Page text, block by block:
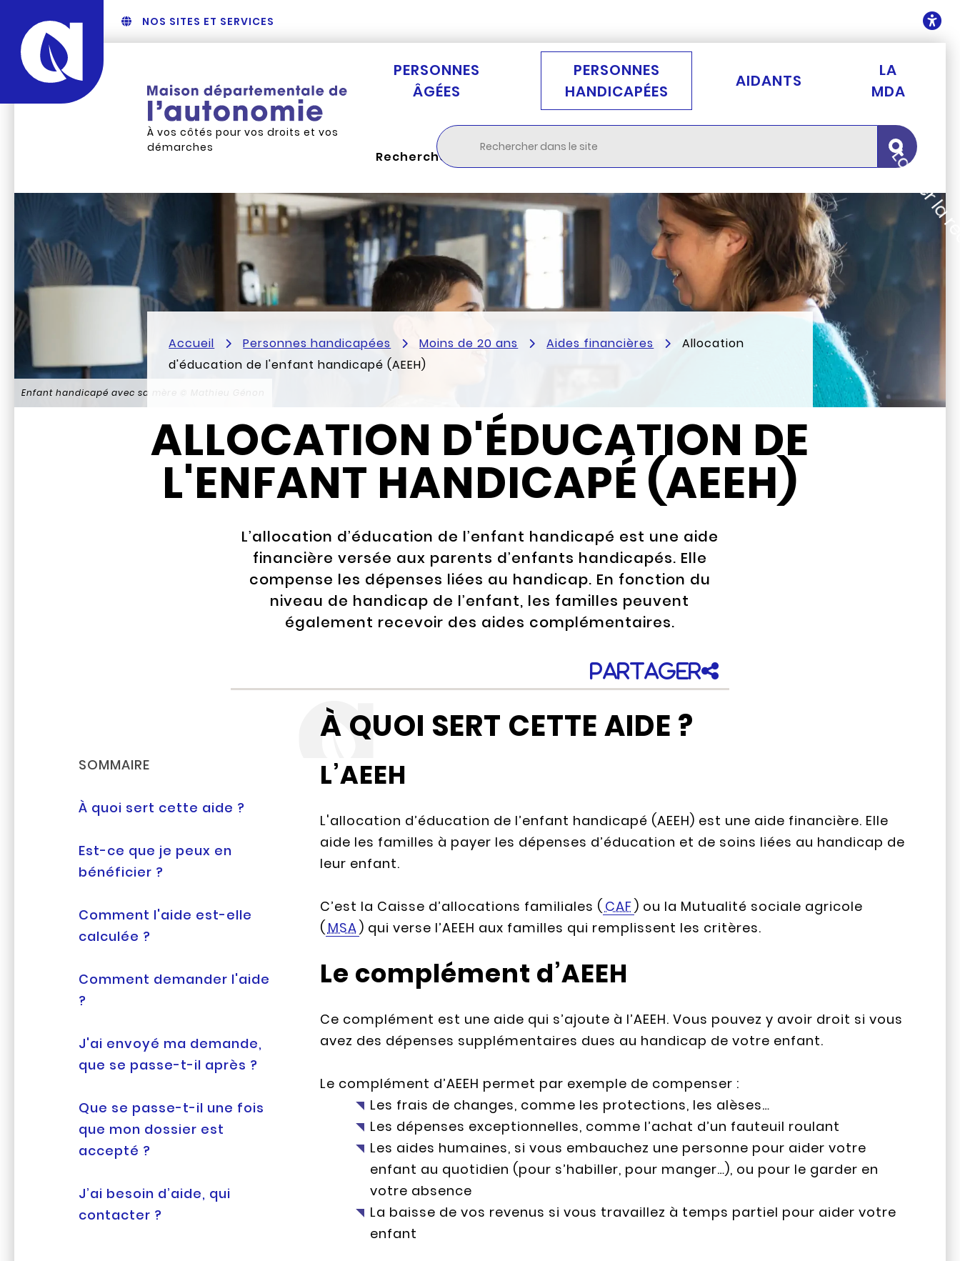
NOS SITES ET SERVICES
À vos côtés pour vos droits et vos
démarches
PERSONNES
ÂGÉES
PERSONNES
HANDICAPÉES
AIDANTS
LA
MDA
Rechercher
Enfant handicapé avec sa mère
Accueil Personnes handicapées Moins de 20 ans Aides financières
Allocation
d'éducation de l'enfant handicapé (AEEH)
ALLOCATION D'ÉDUCATION DE
L'ENFANT HANDICAPÉ (AEEH)
L’allocation d’éducation de l’enfant handicapé est une aide
financière versée aux parents d’enfants handicapés. Elle
compense les dépenses liées au handicap. En fonction du
niveau de handicap de l’enfant, les familles peuvent
également recevoir des aides complémentaires.
Partager
SOMMAIRE
À quoi sert cette aide ?
Est-ce que je peux en
bénéficier ?
Comment l'aide est-elle
calculée ?
Comment demander l'aide
?
J'ai envoyé ma demande,
que se passe-t-il après ?
Que se passe-t-il une fois
que mon dossier est
accepté ?
J’ai besoin d’aide, qui
contacter ?
À QUOI SERT CETTE AIDE ?
L’AEEH
L'allocation d’éducation de l’enfant handicapé (AEEH) est une aide financière. Elle
aide les familles à payer les dépenses d’éducation et de soins liées au handicap de
leur enfant.
C’est la Caisse d’allocations familiales (CAF ) ou la Mutualité sociale agricole
(MSA ) qui verse l’AEEH aux familles qui remplissent les critères.
Le complément d’AEEH
Ce complément est une aide qui s’ajoute à l’AEEH. Vous pouvez y avoir droit si vous
avez des dépenses supplémentaires dues au handicap de votre enfant.
Le complément d’AEEH permet par exemple de compenser :
Les frais de changes, comme les protections, les alèses…
Les dépenses exceptionnelles, comme l’achat d’un fauteuil roulant
Les aides humaines, si vous embauchez une personne pour aider votre
enfant au quotidien (pour s’habiller, pour manger…), ou pour le garder en
votre absence
La baisse de vos revenus si vous travaillez à temps partiel pour aider votre
enfant